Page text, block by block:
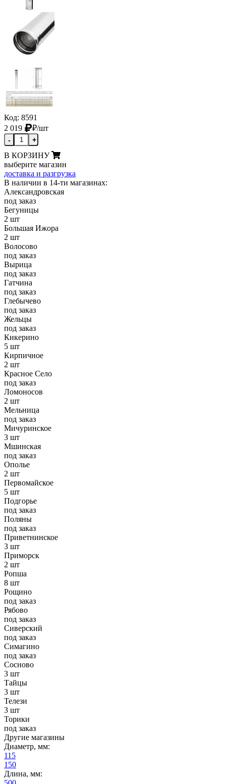
Код: 8591
2 019
₽/шт
- +
В КОРЗИНУ
выберите магазин
доставка и разгрузка
В наличии в 14-ти магазинах:
Александровская
под заказ
Бегуницы
2 шт
Большая Ижора
2 шт
Волосово
под заказ
Вырица
под заказ
Гатчина
под заказ
Глебычево
под заказ
Жельцы
под заказ
Кикерино
5 шт
Кирпичное
2 шт
Красное Село
под заказ
Ломоносов
2 шт
Мельница
под заказ
Мичуринское
3 шт
Мшинская
под заказ
Ополье
2 шт
Первомайское
5 шт
Подгорье
под заказ
Поляны
под заказ
Приветнинское
3 шт
Приморск
2 шт
Ропша
8 шт
Рощино
под заказ
Рябово
под заказ
Сиверский
под заказ
Симагино
под заказ
Сосново
3 шт
Тайцы
3 шт
Телези
3 шт
Торики
под заказ
Другие магазины
Диаметр, мм:
115
150
Длина, мм: